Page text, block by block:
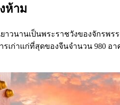
ห้าม
วนานเป็นพระราชวังของจักรพร
เก่าแก่ที่สุดของจีนจำนวน 980 อ